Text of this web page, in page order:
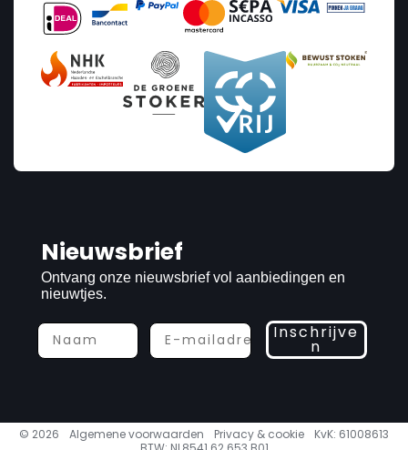
Nieuwsbrief
Ontvang onze nieuwsbrief vol aanbiedingen en
nieuwtjes.
Inschrijve
n
© 2026 Algemene voorwaarden Privacy & cookie
KvK: 61008613